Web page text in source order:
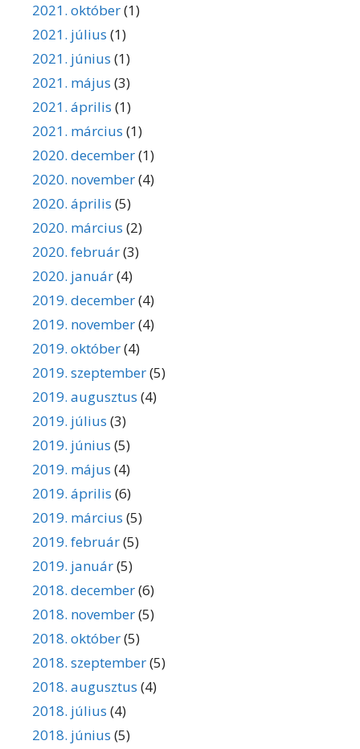
2021. október(1)
2021. július (1)
2021. június (1)
2021. május (3)
2021. április (1)
2021. március (1)
2020. december(1)
2020. november(4)
2020. április (5)
2020. március (2)
2020. február(3)
2020. január(4)
2019. december(4)
2019. november(4)
2019. október(4)
2019. szeptember(5)
2019. augusztus (4)
2019. július (3)
2019. június (5)
2019. május (4)
2019. április (6)
2019. március (5)
2019. február(5)
2019. január(5)
2018. december(6)
2018. november(5)
2018. október(5)
2018. szeptember(5)
2018. augusztus (4)
2018. július (4)
2018. június (5)